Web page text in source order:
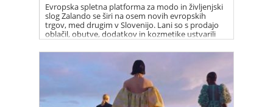
Evropska spletna platforma za modo in življenjski
slog Zalando se širi na osem novih evropskih
trgov, med drugim v Slovenijo. Lani so s prodajo
oblačil, obutve, dodatkov in kozmetike ustvarili
osem milijard evrov prihodkov, kar je bilo 23
odstotkov več kot v predhodnem letu. S širitvijo
na nove trge računajo na nadaljnjo rast prihodkov.